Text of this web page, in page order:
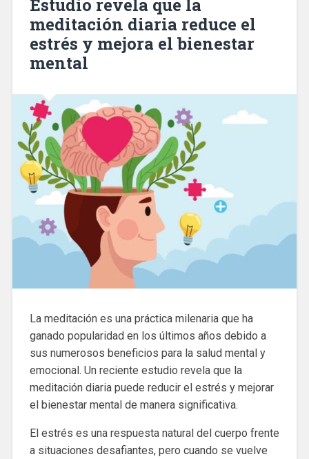
Estudio revela que la
meditación diaria reduce el
estrés y mejora el bienestar
mental
La meditación es una práctica milenaria que ha
ganado popularidad en los últimos años debido a
sus numerosos beneficios para la salud mental y
emocional. Un reciente estudio revela que la
meditación diaria puede reducir el estrés y mejorar
el bienestar mental de manera significativa.
El estrés es una respuesta natural del cuerpo frente
a situaciones desafiantes, pero cuando se vuelve